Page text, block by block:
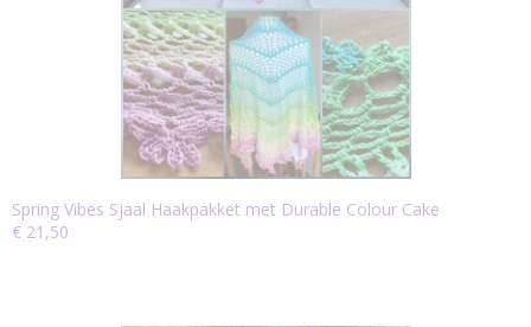
Spring Vibes Sjaal Haakpakket met Durable Colour Cake
€ 21,50